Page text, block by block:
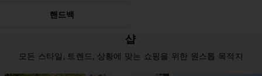
핸드백
샵
모든 스타일, 트렌드, 상황에 맞는 쇼핑을 위한 원스톱 목적지